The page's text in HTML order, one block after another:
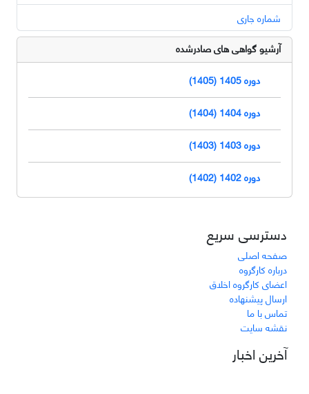
شماره جاری
آرشیو گواهی های صادرشده
دوره 1405 (1405)
دوره 1404 (1404)
دوره 1403 (1403)
دوره 1402 (1402)
دسترسی سریع
صفحه اصلی
درباره کارگروه
اعضای کارگروه اخلاق
ارسال پیشنهاده
تماس با ما
نقشه سایت
آخرین اخبار